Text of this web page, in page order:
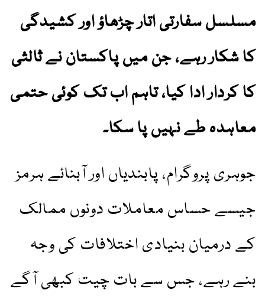
مسلسل سفارتی اتار چڑھاؤ اور کشیدگی
کا شکار رہے، جن میں پاکستان نے ثالثی
کا کردار ادا کیا، تاہم اب تک کوئی حتمی
معاہدہ طے نہیں پا سکا۔
جوہری پروگرام، پابندیاں اور آبنائے ہرمز
جیسے حساس معاملات دونوں ممالک
کے درمیان بنیادی اختلافات کی وجہ
بنے رہے، جس سے بات چیت کبھی آگے